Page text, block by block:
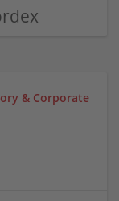
& Corporate